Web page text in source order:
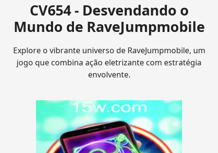
CV654 - Desvendando o
Mundo de RaveJumpmobile
Explore o vibrante universo de RaveJumpmobile, um
jogo que combina ação eletrizante com estratégia
envolvente.